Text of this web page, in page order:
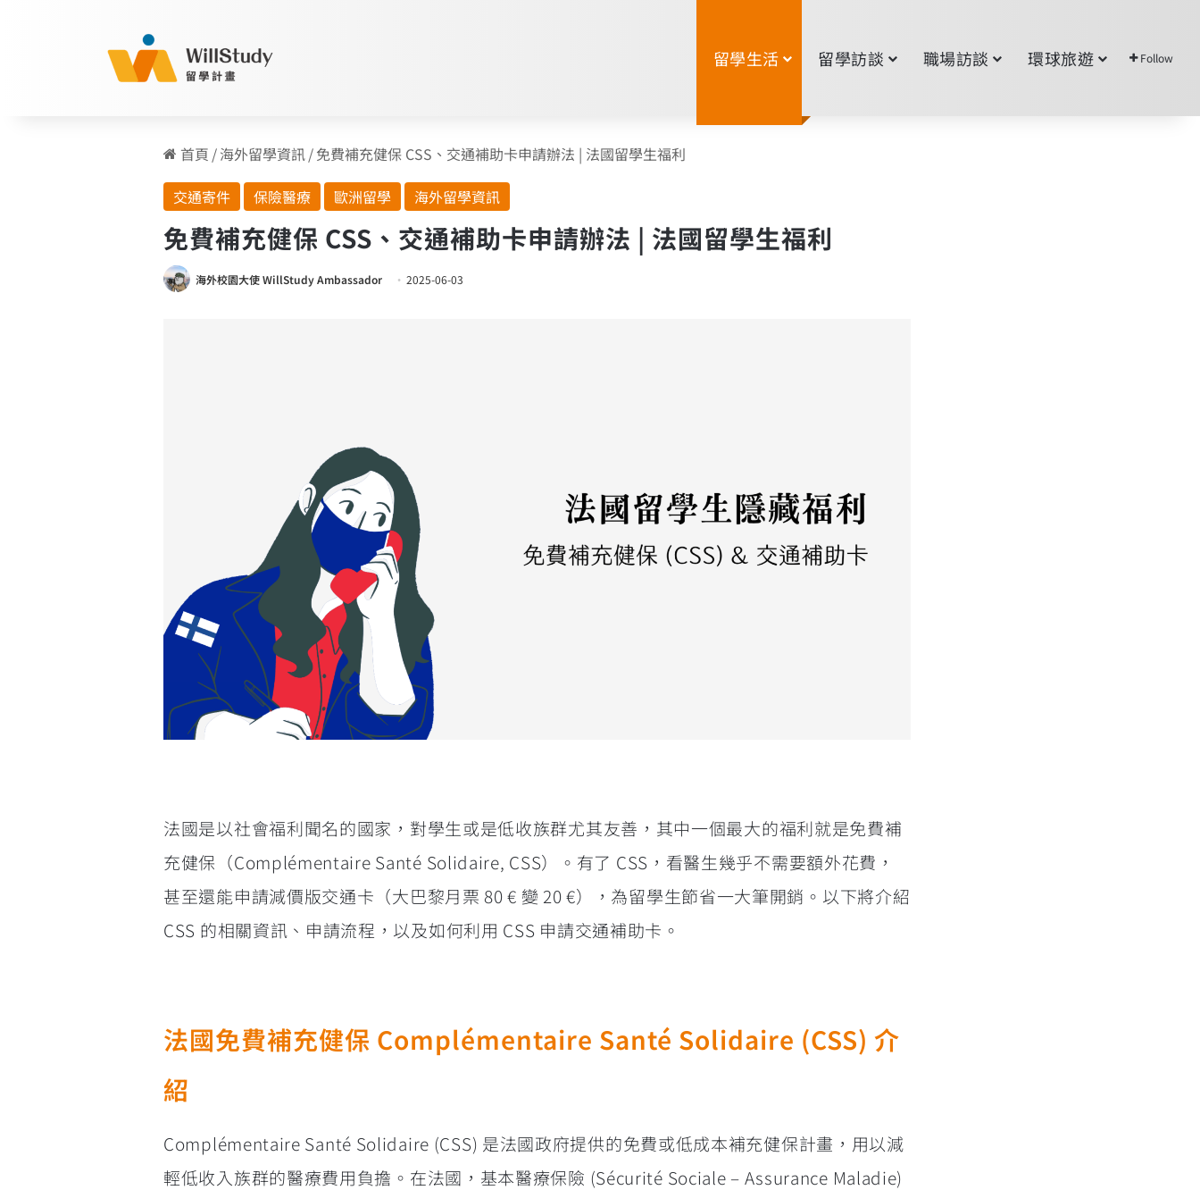
留學生活 留學訪談 職場訪談 環球旅遊 Follow
首頁 /海外留學資訊/免費補充健保 CSS、交通補助卡申請辦法 | 法國留學生福利
交通寄件
保險醫療 歐洲留學 海外留學資訊
免費補充健保 CSS、交通補助卡申請辦法 | 法國留學生福利
海外校園大使 WillStudy Ambassador 2025-06-03
法國是以社會福利聞名的國家，對學生或是低收族群尤其友善，其中一個最大的福利就是免費補
充健保（Complémentaire Santé Solidaire, CSS）。有了 CSS，看醫生幾乎不需要額外花費，
甚至還能申請減價版交通卡（大巴黎月票 80 € 變 20 €），為留學生節省一大筆開銷。以下將介紹
CSS 的相關資訊、申請流程，以及如何利用 CSS 申請交通補助卡。
法國免費補充健保 Complémentaire Santé Solidaire (CSS) 介
紹
Complémentaire Santé Solidaire (CSS) 是法國政府提供的免費或低成本補充健保計畫，用以減
輕低收入族群的醫療費用負擔。在法國，基本醫療保險 (Sécurité Sociale – Assurance Maladie)